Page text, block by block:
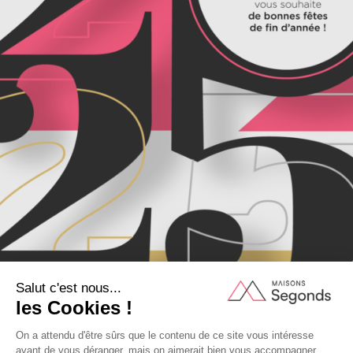
Lavayssière
46100 Figeac
12200 Villefranche-de-
Avenue de Belgique
46500 Gramat
HORAIRES
Du lundi au vendredi de
9h à 12h et de 14h à 18h
Mentions légales